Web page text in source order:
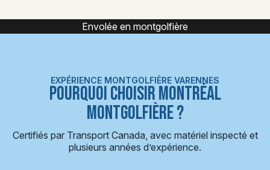
Montgolfière
EXPÉRIENCE MONTGOLFIÈRE VARENNES
POURQUOI CHOISIR MONTRÉAL
MONTGOLFIÈRE ?
Certifiés par Transport Canada, avec matériel inspecté et
plusieurs années d’expérience.